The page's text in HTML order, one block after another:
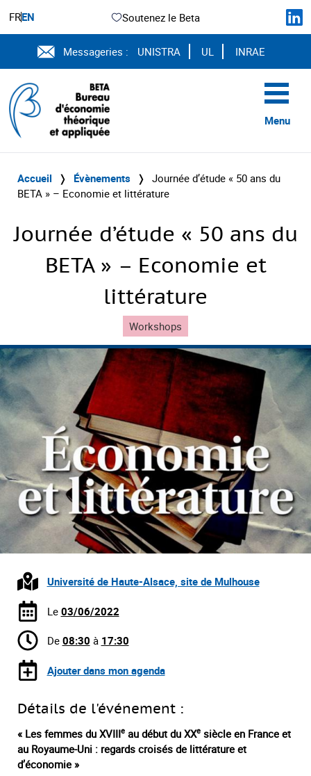
FREN Soutenez le Beta
Messageries : UNISTRA UL INRAE
Menu
Accueil ❭ Évènements ❭ Journée d’étude « 50 ans du
BETA » – Economie et littérature
Journée d’étude « 50 ans du
BETA » – Economie et
littérature
Workshops
Université de Haute-Alsace, site de Mulhouse
Le 03/06/2022
De 08:30 à 17:30
Ajouter dans mon agenda
Détails de l'événement :
« Les femmes du XVIIIe au début du XXe siècle en France et
au Royaume-Uni : regards croisés de littérature et
d’économie »